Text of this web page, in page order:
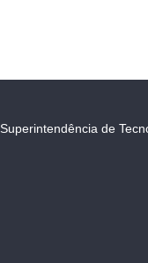
Superintendência de